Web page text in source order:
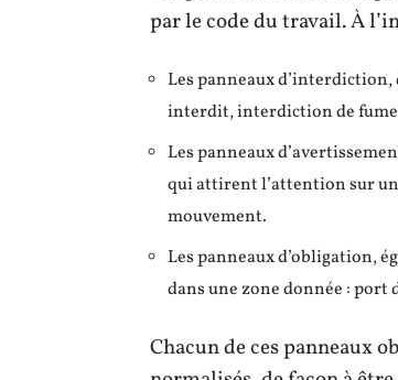
par le code du travail. À
Les panneaux d’interdiction,
interdit, interdiction de
Les panneaux
qui attirent l’attention sur
mouvement.
Les panneaux d’obligation,
dans une zone donnée : port
Chacun de ces panneaux